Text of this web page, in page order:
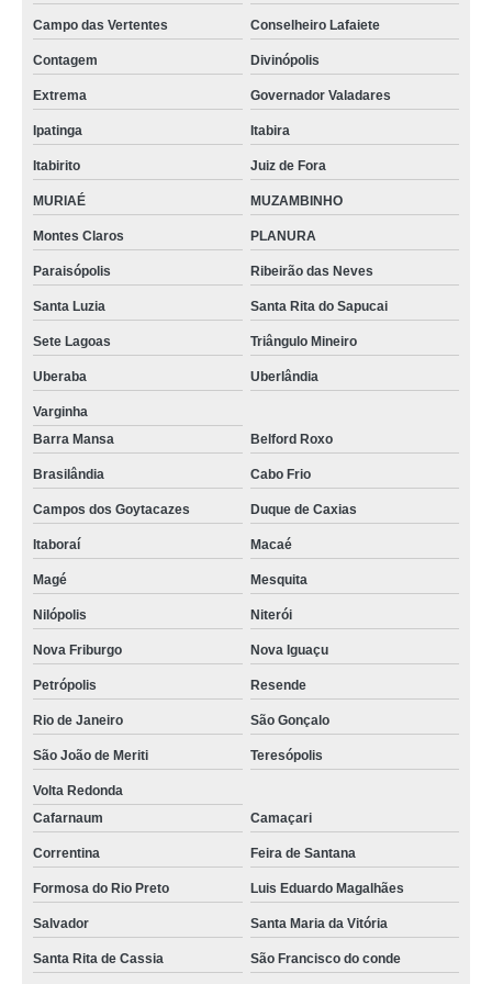
proveta laboratório comprar Itaquaquecetuba
proveta graduada de vidro Luziânia
proveta 100ml Araguari
empresa que faz proveta graduada de vidro 100ml Conselheiro Lafaiete
proveta de 100ml Araxá
provetas graduada de vidro 100ml Embu Guaçú
proveta graduada 100ml comprar Contagem
preciso de proveta de vidro 1000ml Carapicuíba
preciso de proveta graduada de vidro 100ml Vitória da Conquista
proveta graduada de vidro 100ml Adrianópolis
preciso de proveta de 100ml Cotia
empresa que faz proveta de vidro 100ml Brasilândia
empresa que faz proveta graduada 100ml Santa Maria da Vitória
empresa que faz proveta 100ml Petrópolis
proveta graduada de vidro Osasco
proveta laboratório Pirapora do Bom Jesus
preciso de proveta de 1000ml Padre Bernardo
proveta de vidro 1000ml comprar Piraquara
proveta de 1000ml comprar Belford Roxo
provetas 100ml Samambaia
Campo das Vertentes Conselheiro Lafaiete
Contagem Divinópolis
Extrema Governador Valadares
Ipatinga Itabira
Itabirito Juiz de Fora
MURIAÉ MUZAMBINHO
Montes Claros PLANURA
Paraisópolis Ribeirão das Neves
Santa Luzia Santa Rita do Sapucai
Sete Lagoas Triângulo Mineiro
Uberaba Uberlândia
Varginha
Barra Mansa
Belford Roxo
Brasilândia Cabo Frio
Campos dos Goytacazes Duque de Caxias
Itaboraí Macaé
Magé Mesquita
Nilópolis Niterói
Nova Friburgo Nova Iguaçu
Petrópolis Resende
Rio de Janeiro São Gonçalo
São João de Meriti Teresópolis
Volta Redonda
Cafarnaum
Camaçari
Correntina Feira de Santana
Formosa do Rio Preto Luis Eduardo Magalhães
Salvador Santa Maria da Vitória
Santa Rita de Cassia São Francisco do conde